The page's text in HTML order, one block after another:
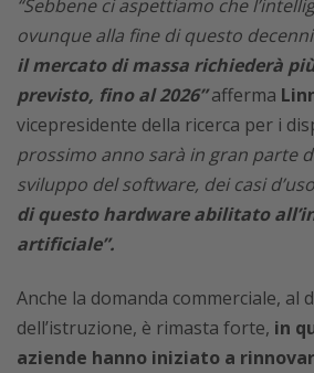
“Sebbene ci aspettiamo che
ovunque alla fine di questo
il mercato di massa richiederà
previsto, fino al 2026”afferma
vicepresidente della ricerca per i
prossimo anno sarà in gran parte
sviluppo del software, dei casi
di questo hardware abilitato
artificiale”.
Anche la domanda commerciale, al
dell’istruzione, è rimasta forte, in
aziende hanno iniziato a